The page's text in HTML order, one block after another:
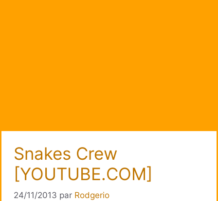
Snakes Crew
[YOUTUBE.COM]
24/11/2013 par Rodgerio